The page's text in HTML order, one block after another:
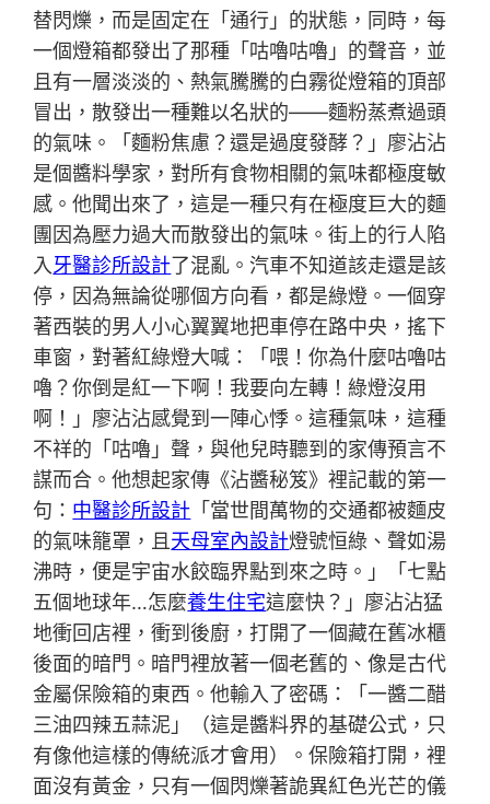
替閃爍，而是固定在「通行」的狀態，同時，每
一個燈箱都發出了那種「咕嚕咕嚕」的聲音，並
且有一層淡淡的、熱氣騰騰的白霧從燈箱的頂部
冒出，散發出一種難以名狀的——麵粉蒸煮過頭
的氣味。「麵粉焦慮？還是過度發酵？」廖沾沾
是個醬料學家，對所有食物相關的氣味都極度敏
感。他聞出來了，這是一種只有在極度巨大的麵
團因為壓力過大而散發出的氣味。街上的行人陷
入牙醫診所設計了混亂。汽車不知道該走還是該
停，因為無論從哪個方向看，都是綠燈。一個穿
著西裝的男人小心翼翼地把車停在路中央，搖下
車窗，對著紅綠燈大喊：「喂！你為什麼咕嚕咕
嚕？你倒是紅一下啊！我要向左轉！綠燈沒用
啊！」廖沾沾感覺到一陣心悸。這種氣味，這種
不祥的「咕嚕」聲，與他兒時聽到的家傳預言不
謀而合。他想起家傳《沾醬秘笈》裡記載的第一
句： 中醫診所設計 「當世間萬物的交通都被麵皮
的氣味籠罩，且天母室內設計燈號恒綠、聲如湯
沸時，便是宇宙水餃臨界點到來之時。」「七點
五個地球年…怎麼養生住宅這麼快？」廖沾沾猛
地衝回店裡，衝到後廚，打開了一個藏在舊冰櫃
後面的暗門。暗門裡放著一個老舊的、像是古代
金屬保險箱的東西。他輸入了密碼：「一醬二醋
三油四辣五蒜泥」（這是醬料界的基礎公式，只
有像他這樣的傳統派才會用）。保險箱打開，裡
面沒有黃金，只有一個閃爍著詭異紅色光芒的儀